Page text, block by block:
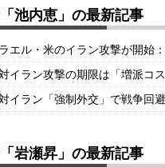
池内恵」の最新記事
エル・米のイラン攻撃が開始
イラン攻撃の期限は「増派コ
イラン「強制外交」で戦争回
岩瀬昇」の最新記事